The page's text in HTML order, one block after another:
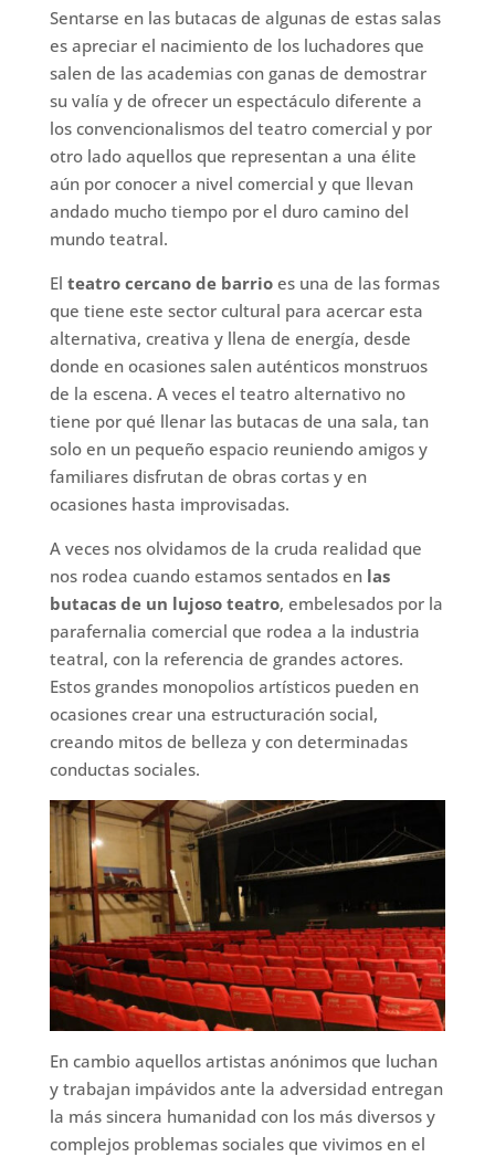
Sentarse en las butacas de algunas de estas salas
es apreciar el nacimiento de los luchadores que
salen de las academias con ganas de demostrar
su valía y de ofrecer un espectáculo diferente a
los convencionalismos del teatro comercial y por
otro lado aquellos que representan a una élite
aún por conocer a nivel comercial y que llevan
andado mucho tiempo por el duro camino del
mundo teatral.
El teatro cercano de barrioes una de las formas
que tiene este sector cultural para acercar esta
alternativa, creativa y llena de energía, desde
donde en ocasiones salen auténticos monstruos
de la escena. A veces el teatro alternativo no
tiene por qué llenar las butacas de una sala, tan
solo en un pequeño espacio reuniendo amigos y
familiares disfrutan de obras cortas y en
ocasiones hasta improvisadas.
A veces nos olvidamos de la cruda realidad que
nos rodea cuando estamos sentados en las
butacas de un lujoso teatro, embelesados por la
parafernalia comercial que rodea a la industria
teatral, con la referencia de grandes actores.
Estos grandes monopolios artísticos pueden en
ocasiones crear una estructuración social,
creando mitos de belleza y con determinadas
conductas sociales.
En cambio aquellos artistas anónimos que luchan
y trabajan impávidos ante la adversidad entregan
la más sincera humanidad con los más diversos y
complejos problemas sociales que vivimos en el